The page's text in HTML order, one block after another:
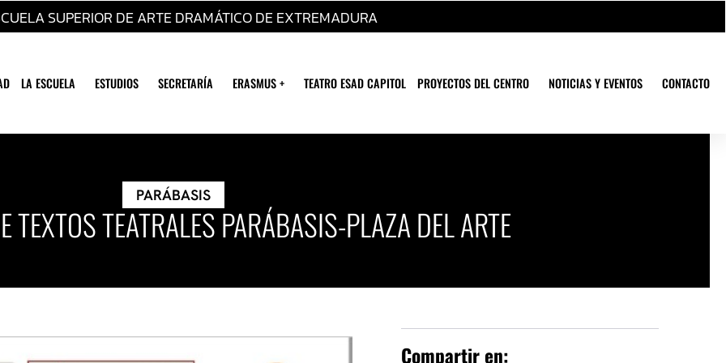
SUPERIOR DE ARTE DRAMÁTICO DE EXTREMADURA
LA ESCUELA ESTUDIOS SECRETARÍA ERASMUS + TEATRO ESAD CAPITOL PROYECTOS DEL CENTRO NOTICIAS Y EVENTOS CONTACTO
PARÁBASIS
TEXTOS TEATRALES PARÁBASIS-PLAZA DEL ARTE
Compartir en: